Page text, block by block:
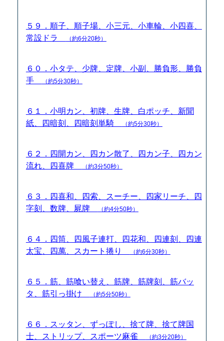
５９．順子、順子場、小三元、小車輪、小四喜、
常設ドラ
（約6分20秒）
６０．小タテ、少牌、定牌、小副、勝負形、勝負
手
（約5分30秒）
６１．小明カン、初牌、生牌、白ポッチ、新聞
紙、四暗刻、四暗刻単騎
（約5分30秒）
６２．四開カン、四カン散了、四カン子、四カン
流れ、四喜牌
（約3分50秒）
６３．四喜和、四索、スーチー、四家リーチ、四
字刻、数牌、屍牌
（約4分50秒）
６４．四筒、四風子連打、四花和、四連刻、四連
太宝、四萬、スカート捲り
（約6分30秒）
６５．筋、筋喰い替え、筋牌、筋牌刻、筋バッ
タ、筋引っ掛け
（約5分50秒）
６６．スッタン、ずっぽし、捨て牌、捨て牌国
士、ストリップ、スポーツ麻雀
（約3分20秒）